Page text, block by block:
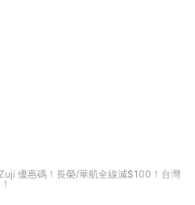
Zuji 優惠碼！長榮/華航全線減$100！台灣